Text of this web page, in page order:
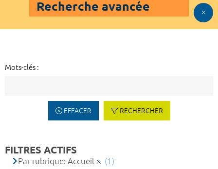
Recherche avancée
Mots-clés :
EFFACER RECHERCHER
FILTRES ACTIFS
Par rubrique: Accueil (1)